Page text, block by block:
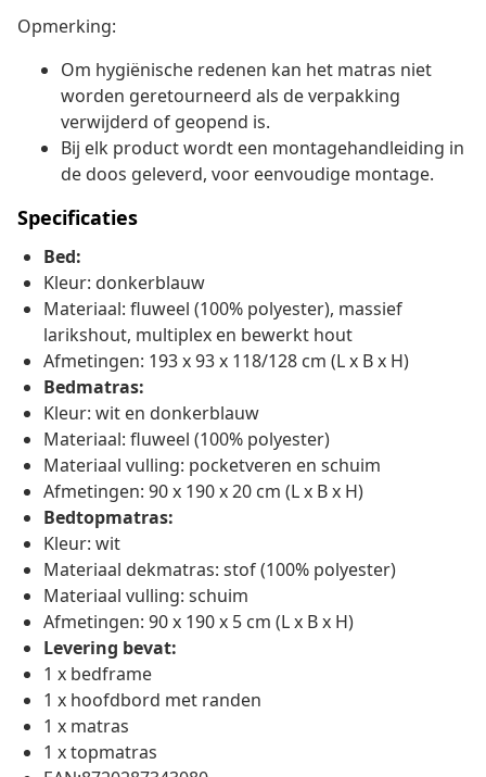
Opmerking:
Om hygiënische redenen kan het matras niet
worden geretourneerd als de verpakking
verwijderd of geopend is.
Bij elk product wordt een montagehandleiding in
de doos geleverd, voor eenvoudige montage.
Specificaties
Bed:
Kleur: donkerblauw
Materiaal: fluweel (100% polyester), massief
larikshout, multiplex en bewerkt hout
Afmetingen: 193 x 93 x 118/128 cm (L x B x H)
Bedmatras:
Kleur: wit en donkerblauw
Materiaal: fluweel (100% polyester)
Materiaal vulling: pocketveren en schuim
Afmetingen: 90 x 190 x 20 cm (L x B x H)
Bedtopmatras:
Kleur: wit
Materiaal dekmatras: stof (100% polyester)
Materiaal vulling: schuim
Afmetingen: 90 x 190 x 5 cm (L x B x H)
Levering bevat:
1 x bedframe
1 x hoofdbord met randen
1 x matras
1 x topmatras